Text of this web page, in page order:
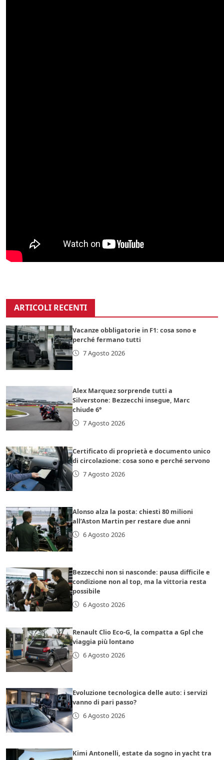
ARTICOLI RECENTI
Vacanze obbligatorie in F1: cosa sono e
perché fermano tutti
7 Agosto 2026
Alex Marquez sorprende tutti a
Silverstone: Bezzecchi insegue, Marc
chiude 6°
7 Agosto 2026
Certificato di proprietà e documento unico
di circolazione: cosa sono e perché servono
7 Agosto 2026
Alonso alza la posta: chiesti 80 milioni
all’Aston Martin per restare due anni
6 Agosto 2026
Bezzecchi non si nasconde: pausa difficile e
condizione non al top, ma la vittoria resta
possibile
6 Agosto 2026
Renault Clio Eco-G, la compatta a Gpl che
viaggia più lontano
6 Agosto 2026
Evoluzione tecnologica delle auto: i servizi
vanno di pari passo?
6 Agosto 2026
Kimi Antonelli, estate da sogno in yacht tra